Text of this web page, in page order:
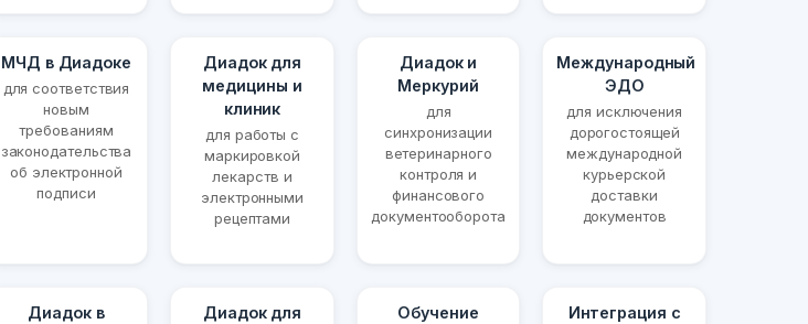
МЧД в Диадоке
для соответствия
новым
требованиям
законодательства
об электронной
подписи
Диадок для
медицины и
клиник
для работы с
маркировкой
лекарств и
электронными
рецептами
Диадок и
Меркурий
для
синхронизации
ветеринарного
контроля и
финансового
документооборота
Международный
ЭДО
для исключения
дорогостоящей
международной
курьерской
доставки
документов
Диадок в
Диадок для
Обучение
Интеграция с